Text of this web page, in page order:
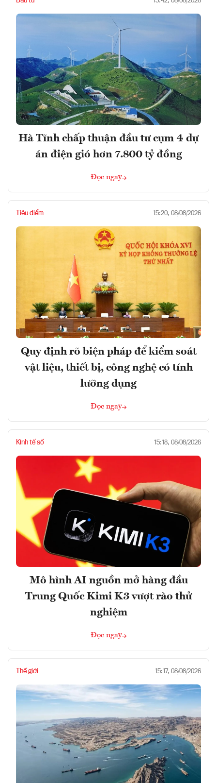
Hà Tĩnh chấp thuận đầu tư cụm 4 dự
án điện gió hơn 7.800 tỷ đồng
Đọc ngay
Tiêu điểm 15:20, 08/08/2026
Quy định rõ biện pháp để kiểm soát
vật liệu, thiết bị, công nghệ có tính
lưỡng dụng
Đọc ngay
Kinh tế số 15:18, 08/08/2026
Mô hình AI nguồn mở hàng đầu
Trung Quốc Kimi K3 vượt rào thử
nghiệm
Đọc ngay
Thế giới 15:17, 08/08/2026